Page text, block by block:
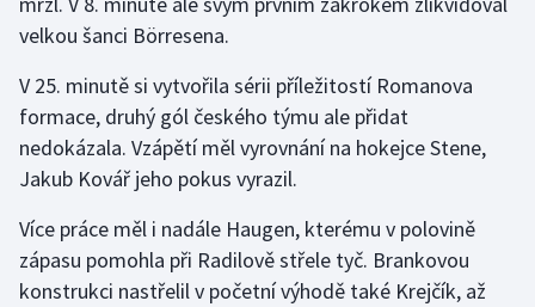
Lyže a snowboard
Moderní pětiboj
Motorsport
Olympijské hry
velkou šanci Börresena.
V 25. minutě si vytvořila sérii příležitostí Romanova
formace, druhý gól českého týmu ale přidat
nedokázala. Vzápětí měl vyrovnání na hokejce Stene,
Jakub Kovář jeho pokus vyrazil.
Více práce měl i nadále Haugen, kterému v polovině
zápasu pomohla při Radilově střele tyč. Brankovou
konstrukci nastřelil v početní výhodě také Krejčík, až